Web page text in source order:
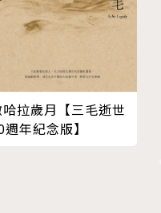
就一幕大悲劇▌
最窩囊的皇帝，前半生
桃破」的閨房之樂，又
階，手提金縷鞋」；後
似一江春水向東流」的
但也因此爆發出強大
拉歲月【三毛逝世
週年紀念版】